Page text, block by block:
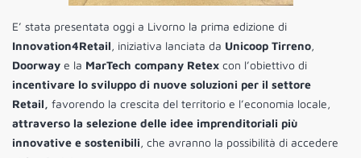
E’ stata presentata oggi a Livorno la prima edizione di
Innovation4Retail, iniziativa lanciata da Unicoop Tirreno,
Doorway e la MarTech company Retex con l’obiettivo di
incentivare lo sviluppo di nuove soluzioni per il settore
Retail, favorendo la crescita del territorio e l’economia locale,
attraverso la selezione delle idee imprenditoriali più
innovative e sostenibili, che avranno la possibilità di accedere